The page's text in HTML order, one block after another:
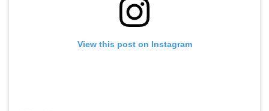
View this post on Instagram